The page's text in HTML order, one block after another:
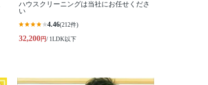
ハウスクリーニングは当社にお任せくださ
い
4.46(212件)
32,200円/ 1LDK以下